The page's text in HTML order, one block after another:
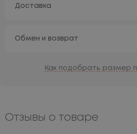
Доставка
Обмен и возврат
Как подобрать размер
Отзывы о товаре